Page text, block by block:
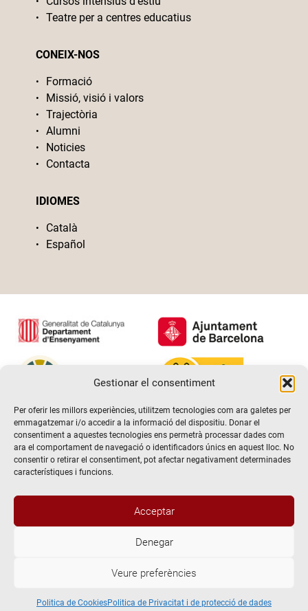
Gestionar el consentiment
Per oferir les millors experiències, utilitzem tecnologies com ara galetes per
emmagatzemar i/o accedir a la informació del dispositiu. Donar el
consentiment a aquestes tecnologies ens permetrà processar dades com
ara el comportament de navegació o identificadors únics en aquest lloc. No
consentir o retirar el consentiment, pot afectar negativament determinades
característiques i funcions.
Acceptar
Denegar
Veure preferències
Politica de CookiesPolitica de Privacitat i de protecció de dades
Teatre per a centres educatius
CONEIX-NOS
Formació
Missió, visió i valors
Trajectòria
Alumni
Noticies
Contacta
IDIOMES
Català
Español
@2026 Escola de teatre El Timbal. Tots els drets reservats
Avís Legal
Politica de Cookies